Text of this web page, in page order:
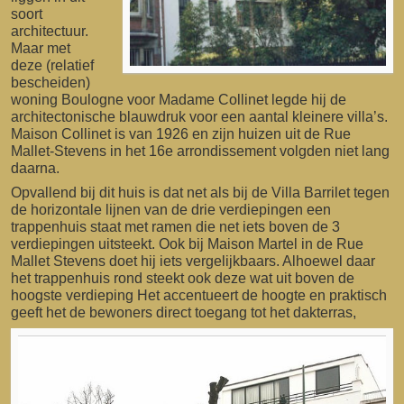
soort
architectuur.
Maar met
deze (relatief
bescheiden)
woning Boulogne voor Madame Collinet legde hij de
architectonische blauwdruk voor een aantal kleinere villa’s.
Maison Collinet is van 1926 en zijn huizen uit de Rue
Mallet-Stevens in het 16e arrondissement volgden niet lang
daarna.
Opvallend bij dit huis is dat net als bij de Villa Barrilet tegen
de horizontale lijnen van de drie verdiepingen een
trappenhuis staat met ramen die net iets boven de 3
verdiepingen uitsteekt. Ook bij Maison Martel in de Rue
Mallet Stevens doet hij iets vergelijkbaars. Alhoewel daar
het trappenhuis rond steekt ook deze wat uit boven de
hoogste verdieping Het accentueert de hoogte en praktisch
geeft het de bewoners direct toegang tot het dakterras,